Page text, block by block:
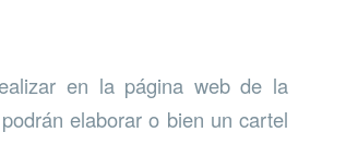
en la página web de la
elaborar o bien un cartel